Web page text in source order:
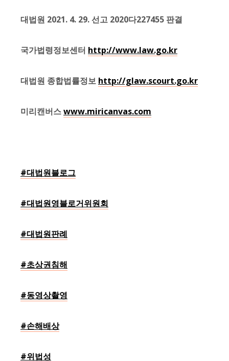
대법원 2021. 4. 29. 선고 2020다227455 판결
국가법령정보센터 http://www.law.go.kr
대법원 종합법률정보 http://glaw.scourt.go.kr
미리캔버스www.miricanvas.com
#대법원블로그
#대법원영블로거위원회
#대법원판례
#초상권침해
#동영상촬영
#손해배상
#위법성